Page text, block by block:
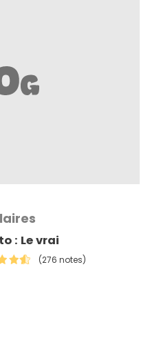
: Le vrai
(276 notes)